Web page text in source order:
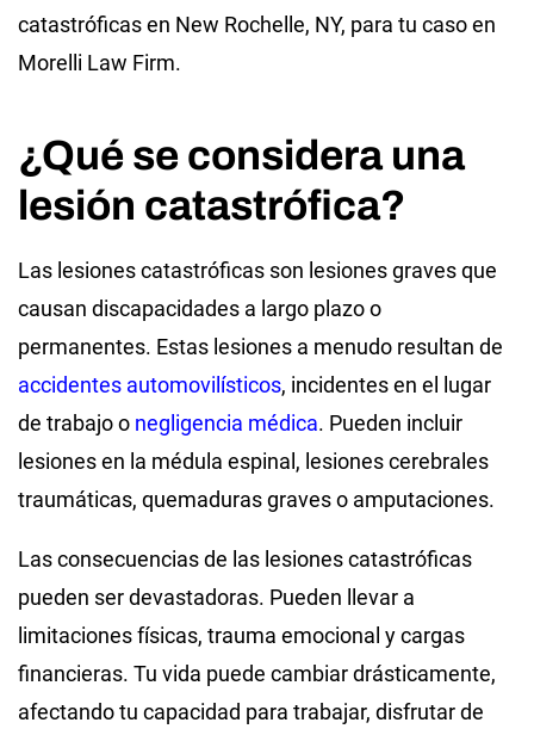
catastróficas en New Rochelle, NY, para tu caso en
Morelli Law Firm.
¿Qué se considera una
lesión catastrófica?
Las lesiones catastróficas son lesiones graves que
causan discapacidades a largo plazo o
permanentes. Estas lesiones a menudo resultan de
accidentes automovilísticos, incidentes en el lugar
de trabajo o negligencia médica. Pueden incluir
lesiones en la médula espinal, lesiones cerebrales
traumáticas, quemaduras graves o amputaciones.
Las consecuencias de las lesiones catastróficas
pueden ser devastadoras. Pueden llevar a
limitaciones físicas, trauma emocional y cargas
financieras. Tu vida puede cambiar drásticamente,
afectando tu capacidad para trabajar, disfrutar de